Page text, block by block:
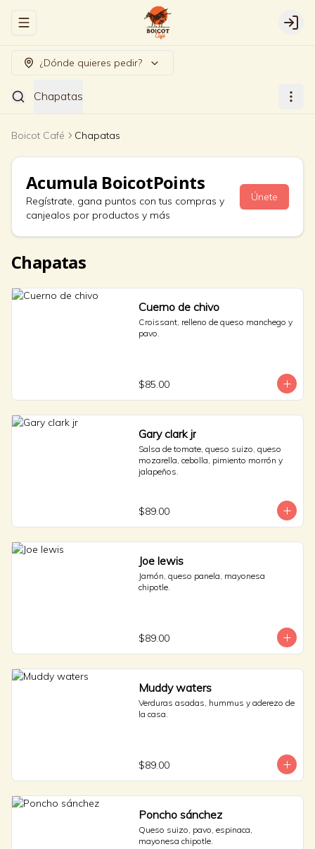
Abrir menu de navegación Login
¿Dónde quieres pedir?
Chapatas
Boicot Café Chapatas
Acumula BoicotPoints
Regístrate, gana puntos con tus compras y
canjealos por productos y más
Únete
Chapatas
Cuerno de chivo
Croissant, relleno de queso manchego y
pavo.
$85.00
Gary clark jr
Salsa de tomate, queso suizo, queso
mozarella, cebolla, pimiento morrón y
jalapeños.
$89.00
Joe lewis
Jamón, queso panela, mayonesa
chipotle.
$89.00
Muddy waters
Verduras asadas, hummus y aderezo de
la casa.
$89.00
Poncho sánchez
Queso suizo, pavo, espinaca,
mayonesa chipotle.